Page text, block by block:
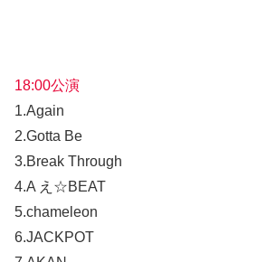
18:00公演
1.Again
2.Gotta Be
3.Break Through
4.A え☆BEAT
5.chameleon
6.JACKPOT